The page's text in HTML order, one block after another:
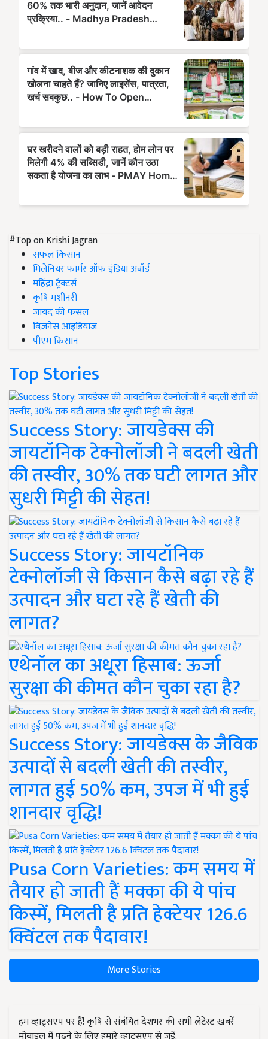
#Top on Krishi Jagran
सफल किसान
मिलेनियर फार्मर ऑफ इंडिया अवॉर्ड
महिंद्रा ट्रैक्टर्स
कृषि मशीनरी
जायद की फसल
बिज़नेस आइडियाज
पीएम किसान
Top Stories
Success Story: जायडेक्स की
जायटॉनिक टेक्नोलॉजी ने बदली खेती
की तस्वीर, 30% तक घटी लागत और
सुधरी मिट्टी की सेहत!
Success Story: जायटॉनिक
टेक्नोलॉजी से किसान कैसे बढ़ा रहे हैं
उत्पादन और घटा रहे हैं खेती की
लागत?
एथेनॉल का अधूरा हिसाब: ऊर्जा
सुरक्षा की कीमत कौन चुका रहा है?
Success Story: जायडेक्स के जैविक
उत्पादों से बदली खेती की तस्वीर,
लागत हुई 50% कम, उपज में भी हुई
शानदार वृद्धि!
Pusa Corn Varieties: कम समय में
तैयार हो जाती हैं मक्का की ये पांच
किस्में, मिलती है प्रति हेक्टेयर 126.6
क्विंटल तक पैदावार!
More Stories
हम व्हाट्सएप पर हैं! कृषि से संबंधित देशभर की सभी लेटेस्ट ख़बरें